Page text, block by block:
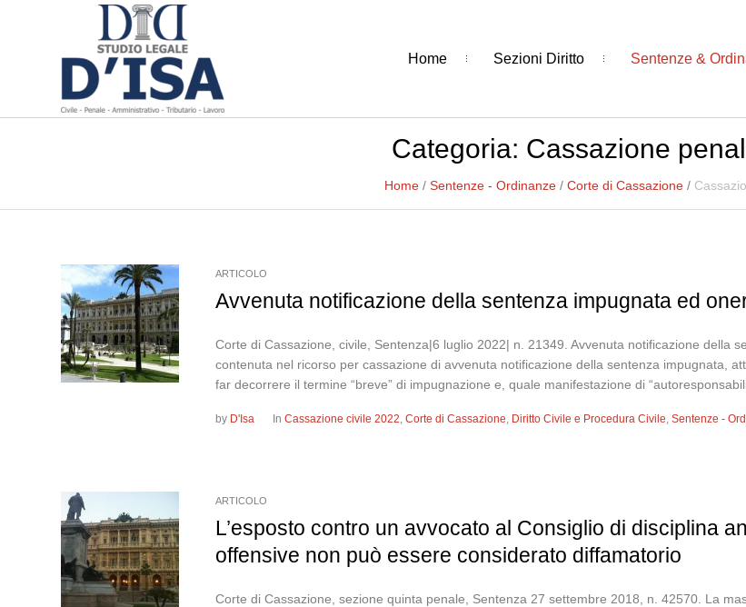
Home Sezioni Diritto Sentenze &
Categoria: Cassazione
Home / Sentenze - Ordinanze / Corte di Cassazione /
ARTICOLO
Avvenuta notificazione della sentenza impugnata ed
Corte di Cassazione, civile, Sentenza|6 luglio 2022| n. 21349. Avvenuta notificazione della
contenuta nel ricorso per cassazione di avvenuta notificazione della sentenza impugnata,
far decorrere il termine “breve” di impugnazione e, quale manifestazione di
by D'Isa InCassazione civile 2022,Corte di Cassazione, Diritto Civile e Procedura Civile,Sentenze -
ARTICOLO
L’esposto contro un avvocato al Consiglio di disciplina
offensive non può essere considerato diffamatorio
Corte di Cassazione, sezione quinta penale, Sentenza 27 settembre 2018, n. 42570. La